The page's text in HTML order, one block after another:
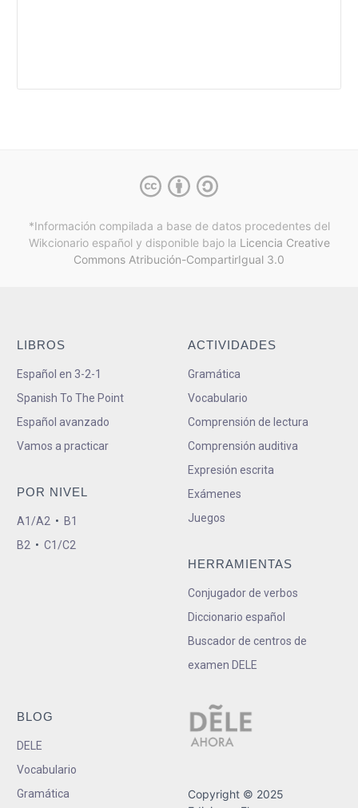
*Información compilada a base de datos procedentes del
Wikcionario español y disponible bajo la Licencia Creative
Commons Atribución-CompartirIgual 3.0
LIBROS
Español en 3-2-1
Spanish To The Point
Español avanzado
Vamos a practicar
POR NIVEL
A1/A2 • B1
B2 • C1/C2
ACTIVIDADES
Gramática
Vocabulario
Comprensión de lectura
Comprensión auditiva
Expresión escrita
Exámenes
Juegos
HERRAMIENTAS
Conjugador de verbos
Diccionario español
Buscador de centros de
examen DELE
BLOG
DELE
Vocabulario
Gramática
Copyright © 2025